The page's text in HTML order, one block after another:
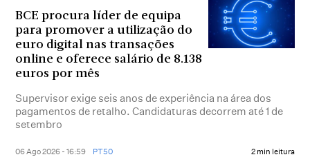
BCE procura líder de equipa
para promover a utilização do
euro digital nas transações
online e oferece salário de 8.138
euros por mês
Supervisor exige seis anos de experiência na área dos
pagamentos de retalho. Candidaturas decorrem até 1 de
setembro
06 Ago 2026 - 16:59 PT50 2 min leitura